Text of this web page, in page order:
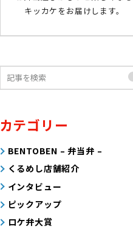
キッカケをお届けします。
カテゴリー
BENTOBEN – 弁当弁 –
くるめし店舗紹介
インタビュー
ピックアップ
ロケ弁大賞